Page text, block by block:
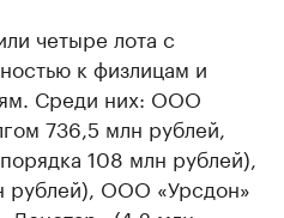
четыре лота с
к физлицам и
Среди них: ООО
736,5 млн рублей,
108 млн рублей),
ООО «Урсдон»